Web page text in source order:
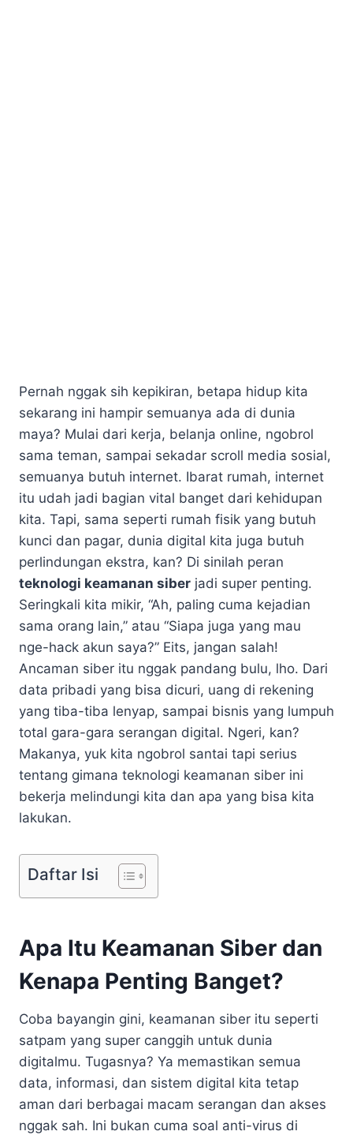
Pernah nggak sih kepikiran, betapa hidup kita
sekarang ini hampir semuanya ada di dunia
maya? Mulai dari kerja, belanja online, ngobrol
sama teman, sampai sekadar scroll media sosial,
semuanya butuh internet. Ibarat rumah, internet
itu udah jadi bagian vital banget dari kehidupan
kita. Tapi, sama seperti rumah fisik yang butuh
kunci dan pagar, dunia digital kita juga butuh
perlindungan ekstra, kan? Di sinilah peran
teknologi keamanan siber jadi super penting.
Seringkali kita mikir, “Ah, paling cuma kejadian
sama orang lain,” atau “Siapa juga yang mau
nge-hack akun saya?” Eits, jangan salah!
Ancaman siber itu nggak pandang bulu, lho. Dari
data pribadi yang bisa dicuri, uang di rekening
yang tiba-tiba lenyap, sampai bisnis yang lumpuh
total gara-gara serangan digital. Ngeri, kan?
Makanya, yuk kita ngobrol santai tapi serius
tentang gimana teknologi keamanan siber ini
bekerja melindungi kita dan apa yang bisa kita
lakukan.
Daftar Isi
Apa Itu Keamanan Siber dan
Kenapa Penting Banget?
Coba bayangin gini, keamanan siber itu seperti
satpam yang super canggih untuk dunia
digitalmu. Tugasnya? Ya memastikan semua
data, informasi, dan sistem digital kita tetap
aman dari berbagai macam serangan dan akses
nggak sah. Ini bukan cuma soal anti-virus di